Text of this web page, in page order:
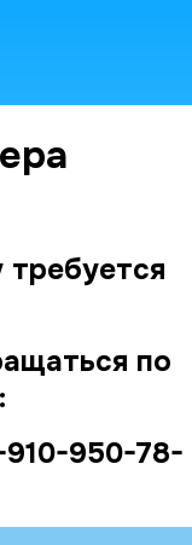
по
950-78-